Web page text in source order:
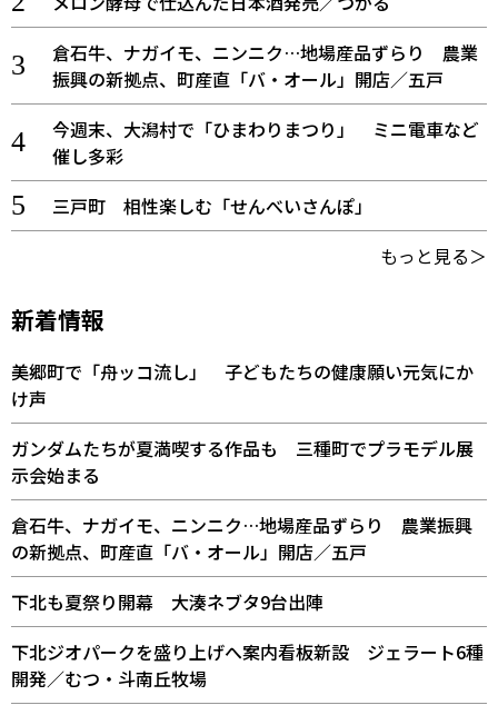
倉石牛、ナガイモ、ニンニク…地場産品ずらり 農業
振興の新拠点、町産直「バ・オール」開店／五戸
今週末、大潟村で「ひまわりまつり」 ミニ電車など
催し多彩
三戸町 相性楽しむ「せんべいさんぽ」
もっと見る＞
新着情報
美郷町で「舟ッコ流し」 子どもたちの健康願い元気にか
け声
ガンダムたちが夏満喫する作品も 三種町でプラモデル展
示会始まる
倉石牛、ナガイモ、ニンニク…地場産品ずらり 農業振興
の新拠点、町産直「バ・オール」開店／五戸
下北も夏祭り開幕 大湊ネブタ9台出陣
下北ジオパークを盛り上げへ案内看板新設 ジェラート6種
開発／むつ・斗南丘牧場